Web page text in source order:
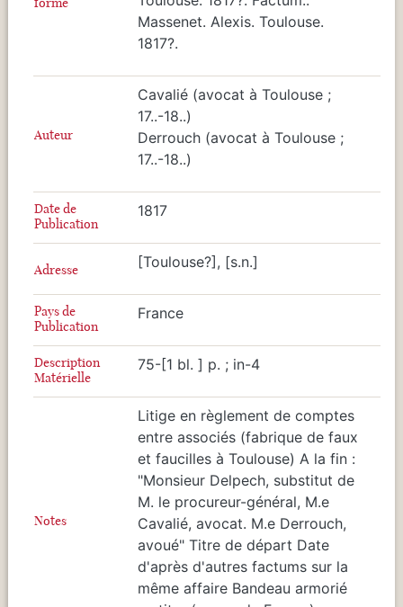
Massenet. Alexis. Toulouse.
1817?.
Auteur
Cavalié (avocat à Toulouse ;
17..-18..)
Derrouch (avocat à Toulouse ;
17..-18..)
Date de
Publication
1817
Adresse [Toulouse?], [s.n.]
Pays de
Publication
France
Description
Matérielle
75-[1 bl. ] p. ; in-4
Notes
Litige en règlement de comptes
entre associés (fabrique de faux
et faucilles à Toulouse) A la fin :
"Monsieur Delpech, substitut de
M. le procureur-général, M.e
Cavalié, avocat. M.e Derrouch,
avoué" Titre de départ Date
d'après d'autres factums sur la
même affaire Bandeau armorié